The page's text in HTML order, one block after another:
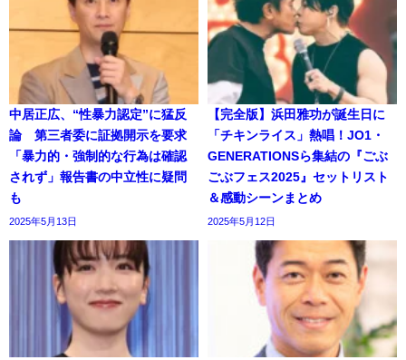
中居正広、“性暴力認定”に猛反
論 第三者委に証拠開示を要求
「暴力的・強制的な行為は確認
されず」報告書の中立性に疑問
も
2025年5月13日
【完全版】浜田雅功が誕生日に
「チキンライス」熱唱！JO1・
GENERATIONSら集結の『ごぶ
ごぶフェス2025』セットリスト
＆感動シーンまとめ
2025年5月12日